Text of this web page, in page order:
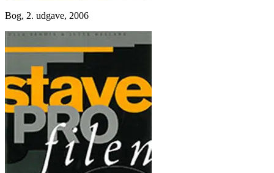
Bog, 2. udgave, 2006